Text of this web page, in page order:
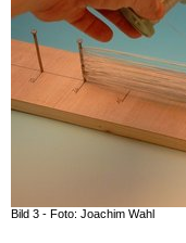
Bild 3 - Foto: Joachim Wahl